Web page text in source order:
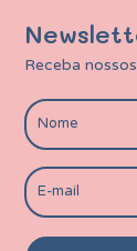
Receba